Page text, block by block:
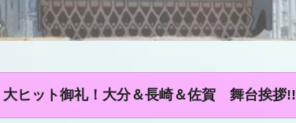
大ヒット御礼！大分＆長崎＆佐賀 舞台挨拶!!